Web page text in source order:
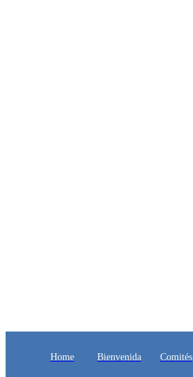
Home Bienvenida Comités